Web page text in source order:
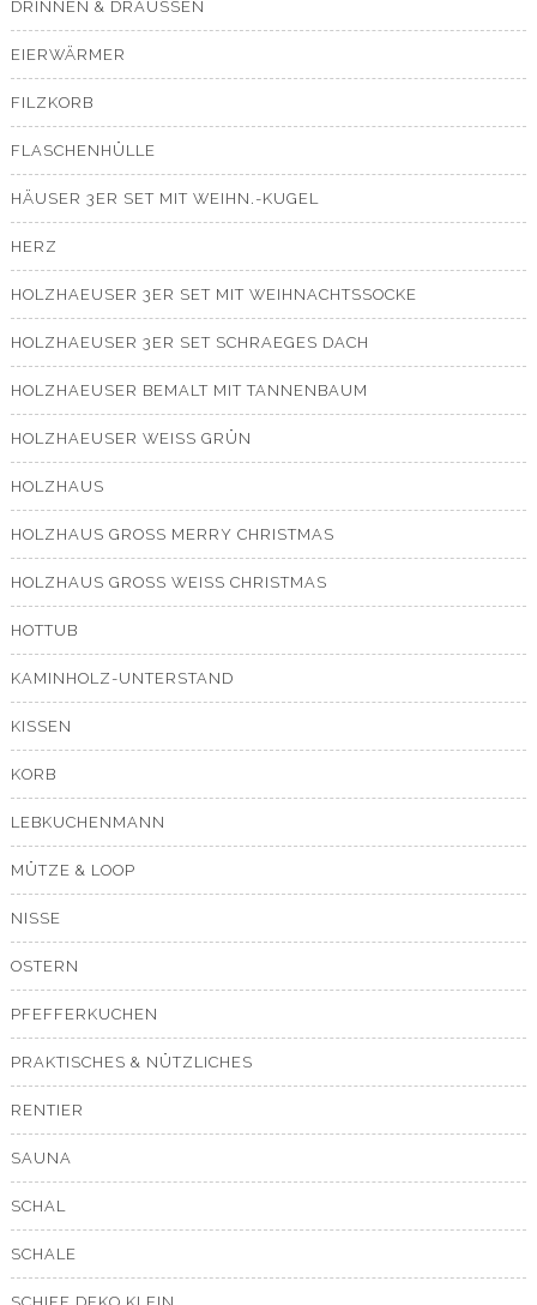
DRINNEN & DRAUSSEN
EIERWÄRMER
FILZKORB
FLASCHENHÜLLE
HÄUSER 3ER SET MIT WEIHN.-KUGEL
HERZ
HOLZHAEUSER 3ER SET MIT WEIHNACHTSSOCKE
HOLZHAEUSER 3ER SET SCHRAEGES DACH
HOLZHAEUSER BEMALT MIT TANNENBAUM
HOLZHAEUSER WEISS GRÜN
HOLZHAUS
HOLZHAUS GROSS MERRY CHRISTMAS
HOLZHAUS GROSS WEISS CHRISTMAS
HOTTUB
KAMINHOLZ-UNTERSTAND
KISSEN
KORB
LEBKUCHENMANN
MÜTZE & LOOP
NISSE
OSTERN
PFEFFERKUCHEN
PRAKTISCHES & NÜTZLICHES
RENTIER
SAUNA
SCHAL
SCHALE